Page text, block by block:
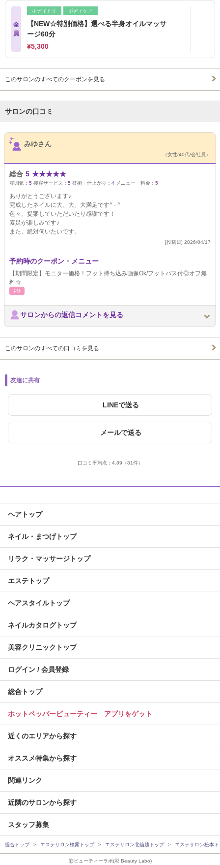
彩ビューティーラボ(彩 Beauty Labo)
全
員
ボディトリ ボディケア
【NEW☆特別価格】選べる半身オイルマッサ
ージ60分
¥5,300
このサロンのすべてのクーポンを見る
サロンの口コミ
サロンPick Up
みゆさん
（女性/40代/会社員）
総合 5 ★★★★★
雰囲気： 5 接客サービス： 5 技術・仕上がり： 4 メニュー・料金： 5
ありがとうございます♪
完成したネイルに大、大、大満足です^ - ^
色々、提案していただいたり感謝です！
素足が楽しみです♪
また、絶対伺いたいです。
[投稿日] 2026/04/17
予約時のクーポン・メニュー
【期間限定】モニター価格！フット持ち込み画像Ok/フットバス付◎オフ無
料☆
ﾈｲﾙ
サロンからの返信コメントを見る
このサロンのすべての口コミを見る
友達に共有
LINEで送る
メールで送る
口コミ平均点： 4.89 （81件）
ヘアトップ
ネイル・まつげトップ
リラク・マッサージトップ
エステトップ
ヘアスタイルトップ
ネイルカタログトップ
美容クリニックトップ
ログイン / 会員登録
総合トップ
ホットペッパービューティー アプリをゲット
近くのエリアから探す
オススメ特集から探す
関連リンク
近隣のサロンから探す
スタッフ募集
総合トップ エステサロン検索トップ エステサロン北信越トップ エステサロン松本ト